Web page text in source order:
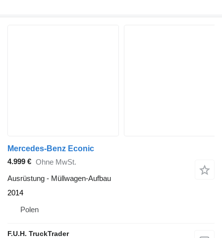
Mercedes-Benz Econic
4.999 € Ohne MwSt.
Ausrüstung - Müllwagen-Aufbau
2014
Polen
F.U.H. TruckTrader